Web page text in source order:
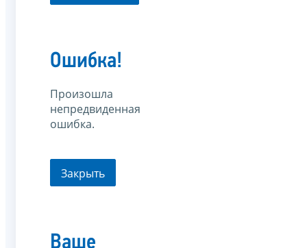
Ошибка!
Произошла
непредвиденная
ошибка.
Закрыть
Ваше